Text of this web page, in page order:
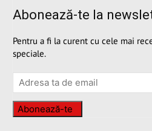
Abonează-te la
Pentru a fi la curent cu cele mai
speciale.
Abonează-te